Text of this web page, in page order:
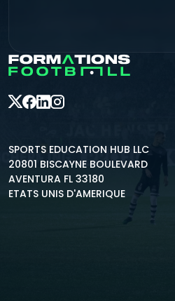
SPORTS EDUCATION HUB LLC
20801 BISCAYNE BOULEVARD
AVENTURA FL 33180
ETATS UNIS D'AMERIQUE